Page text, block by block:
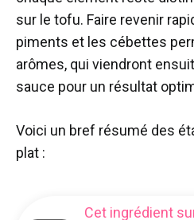
sur le tofu. Faire revenir
piments et les cébettes
arômes, qui viendront
sauce pour un résultat
Voici un bref résumé des
plat :
Cet ingrédient